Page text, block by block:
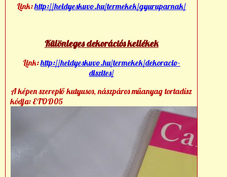
Link:http://heidyeskuvo.hu/termekek/gyuruparnak/
Különleges dekorációs kellékek
Link:http://heidyeskuvo.hu/termekek/dekoracio-
diszites/
A képen szereplő kutyusos, nászpáros műanyag tortadísz
kódja: ETOD05